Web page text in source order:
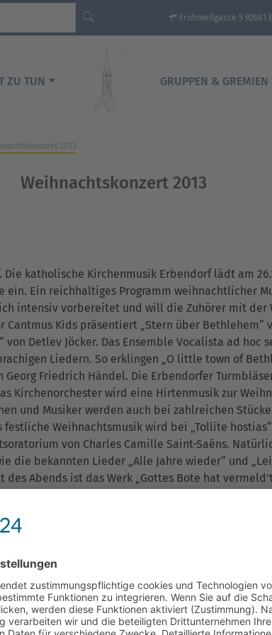
Frühmeßgasse 5 92681
ZU TUN GRUPPEN & GREMIEN
2013
Weihnachtskonzert 2013
Die katholische Kirchenmusik Erbendorf lädt am
ein. Ein reichhaltiges Programm weihnachtlicher
intensiv vorbereitet und will die Zuhörer mit der
Cantmus Kids präsentiert „Stern über Bethlehem“
von Detlev Jöcker. Das Ensemble Vocalista ad hoc
Liedern. So erklingen „O little town of
Georg Friedrich Händel. Die Erbendorfer
Kirchenorchester wird eine Hirtenmusik zur
und Musiker werden auch bei zahlreichen
festliche Weihnachtsmusik wird bei „Tollite
von Charles Camille Saint-Saëns.
die bekannten Lieder „Alle Jahre wieder“ und
des Abends ist das Werk „Gottes Bote hat
Konzert beginnt um 19.00 Uhr und der Eintritt ist